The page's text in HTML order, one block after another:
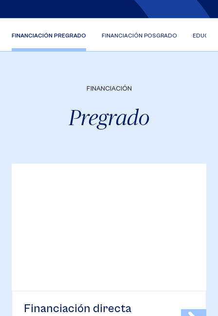
FINANCIACIÓN PREGRADO FINANCIACIÓN POSGRADO
FINANCIACIÓN
Pregrado
Financiación directa